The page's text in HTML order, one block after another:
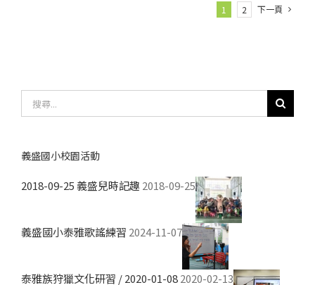
1 2 下一頁
尋
果：
義盛國小校園活動
2018-09-25 義盛兒時記趣 2018-09-25
義盛國小泰雅歌謠練習 2024-11-07
泰雅族狩獵文化研習 / 2020-01-082020-02-13